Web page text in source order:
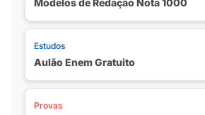
Modelos de Redação Nota 1000
Estudos
Aulão Enem Gratuito
Provas